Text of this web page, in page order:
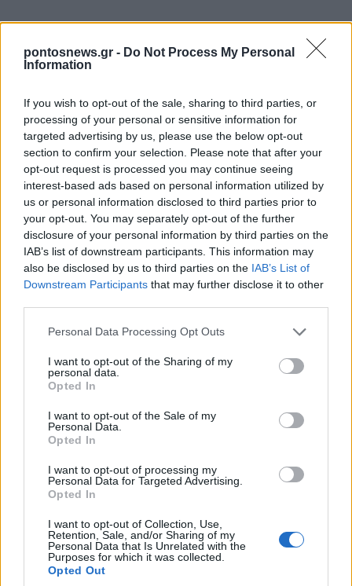
pontosnews.gr - Do Not Process My Personal
Information
If you wish to opt-out of the sale, sharing to third parties, or
processing of your personal or sensitive information for
targeted advertising by us, please use the below opt-out
section to confirm your selection. Please note that after your
opt-out request is processed you may continue seeing
interest-based ads based on personal information utilized by
us or personal information disclosed to third parties prior to
your opt-out. You may separately opt-out of the further
disclosure of your personal information by third parties on the
IAB’s list of downstream participants. This information may
also be disclosed by us to third parties on the IAB’s List of
Downstream Participants that may further disclose it to other
Please note that this website/app uses one or more Google
not limited to your visit or usage behaviour. You may click to
grant or deny consent to Google and its third-party tags to
use your data for below specified purposes in below Google
consent section.
Personal Data Processing Opt Outs
I want to opt-out of the Sharing of my
personal data.
Opted In
I want to opt-out of the Sale of my
Personal Data.
Opted In
I want to opt-out of processing my
Personal Data for Targeted Advertising.
Opted In
I want to opt-out of Collection, Use,
Retention, Sale, and/or Sharing of my
Personal Data that Is Unrelated with the
Purposes for which it was collected.
Opted Out
ΔΙΑΒΑΣΤΕΑΚΟΜΗ
ΓΝΩΜΕΣ
Στον Ιωσήφ (Μέρος ΣΤ’)
4/08/2026 - 10:32πμ
ΓΝΩΜΕΣ
Νέοι γεωπολιτικοί σχεδιασμοί
2/08/2026 - 3:46μμ